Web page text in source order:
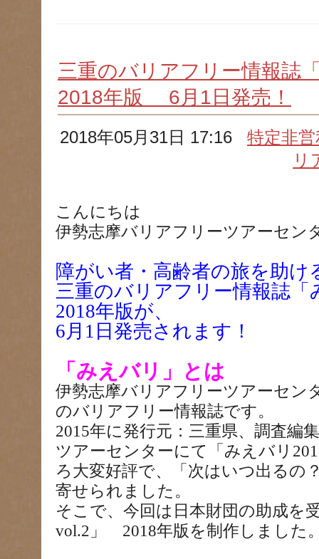
三重のバリアフリー情報誌
2018年版 6月1日発売！
2018年05月31日 17:16特定非
リ
こんにちは
伊勢志摩バリアフリーツアーセン
障がい者・高齢者の旅を助け
三重のバリアフリー情報誌
2018年版が、
6月1日発売されます！
「みえバリ」とは
伊勢志摩バリアフリーツアーセン
のバリアフリー情報誌です。
2015年に発行元：三重県、調査編
ツアーセンターにて「みえバリ
ろ大変好評で、「次はいつ出るの
寄せられました。
そこで、今回は日本財団の助成を
vol.2」 2018年版を制作しました